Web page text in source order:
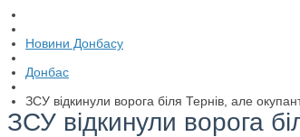
Новини Донбасу
Донбас
ЗСУ відкинули ворога біля Тернів, але
ЗСУ відкинули ворога